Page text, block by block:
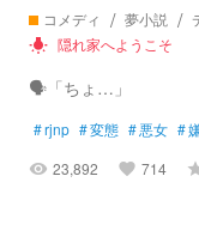
コメディ 夢小説
wb_incandescent 隠れ家へようこそ
🗣️「ちょ…」
#rjnp #変態 #悪女 #
visibility 23,892 favorite 714